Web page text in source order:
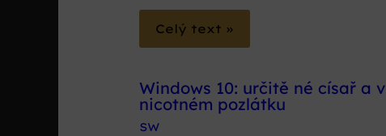
Celý text »
Windows 10: určitě né císař a v
nicotném pozlátku
SW